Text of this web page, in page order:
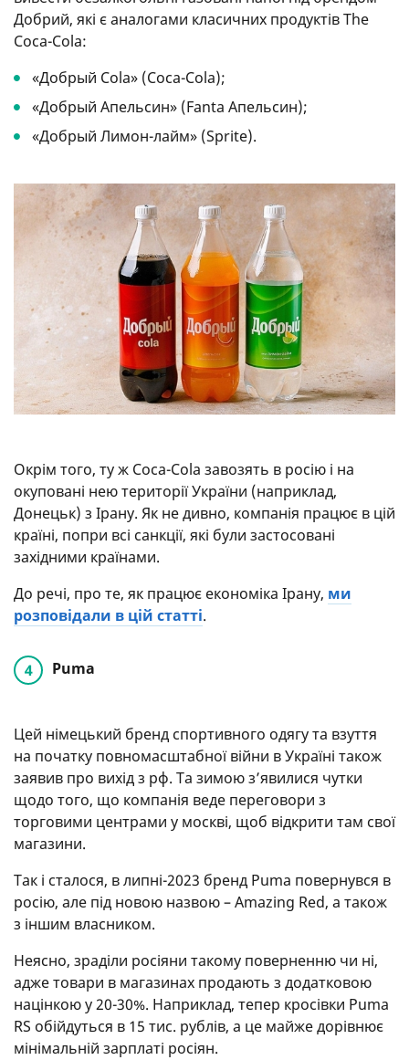
Добрий, які є аналогами класичних продуктів The
Coca-Cola:
«Добрый Cola» (Coca-Cola);
«Добрый Апельсин» (Fanta Апельсин);
«Добрый Лимон-лайм» (Sprite).
Окрім того, ту ж Coca-Cola завозять в росію і на
окуповані нею території України (наприклад,
Донецьк) з Ірану. Як не дивно, компанія працює в цій
країні, попри всі санкції, які були застосовані
західними країнами.
До речі, про те, як працює економіка Ірану, ми
розповідали в цій статті.
Puma
Цей німецький бренд спортивного одягу та взуття
на початку повномасштабної війни в Україні також
заявив про вихід з рф. Та зимою з’явилися чутки
щодо того, що компанія веде переговори з
торговими центрами у москві, щоб відкрити там свої
магазини.
Так і сталося, в липні-2023 бренд Puma повернувся в
росію, але під новою назвою – Amazing Red, а також
з іншим власником.
Неясно, зраділи росіяни такому поверненню чи ні,
адже товари в магазинах продають з додатковою
націнкою у 20-30%. Наприклад, тепер кросівки Puma
RS обійдуться в 15 тис. рублів, а це майже дорівнює
мінімальній зарплаті росіян.